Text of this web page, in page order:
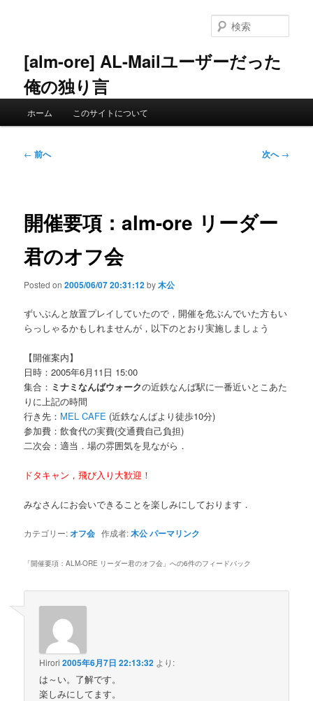
ン
へ
[alm-ore] AL-Mailユーザーだった
俺の独り言
索
ホーム このサイトについて
投
ゲ
ー
ョ
ン
← 前へ 次へ→
開催要項：alm-ore リーダー
君のオフ会
Posted on2005/06/07 20:31:12by木公
ずいぶんと放置プレイしていたので，開催を危ぶんでいた方もい
らっしゃるかもしれませんが，以下のとおり実施しましょう
【開催案内】
日時：2005年6月11日 15:00
集合： ミナミなんばウォークの近鉄なんば駅に一番近いとこあた
りに上記の時間
行き先： MEL CAFE (近鉄なんばより徒歩10分)
参加費：飲食代の実費(交通費自己負担)
二次会：適当．場の雰囲気を見ながら．
ドタキャン，飛び入り大歓迎！
みなさんにお会いできることを楽しみにしております．
カテゴリー:オフ会 作成者:木公パーマリンク
「開催要項：ALM-ORE リーダー君のオフ会 」への6件のフィードバック
Hirori 2005年6月7日 22:13:32 より:
は～い。了解です。
楽しみにしてます。